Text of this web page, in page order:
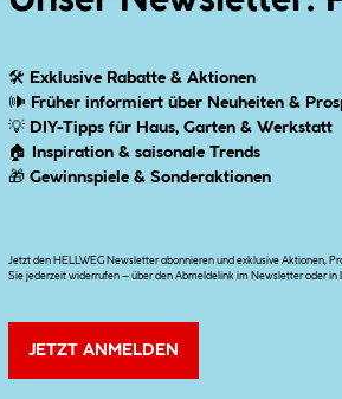
🛠 Exklusive Rabatte & Aktionen
🕪 Früher informiert über Neuheiten &
💡 DIY-Tipps für Haus, Garten & Werkstatt
🏠
Inspiration & saisonale Trends
🎁Gewinnspiele & Sonderaktionen
Jetzt den HELLWEG Newsletter abonnieren und exklusive Aktionen,
Sie jederzeit widerrufen – über den Abmeldelink im Newsletter oder
JETZT ANMELDEN